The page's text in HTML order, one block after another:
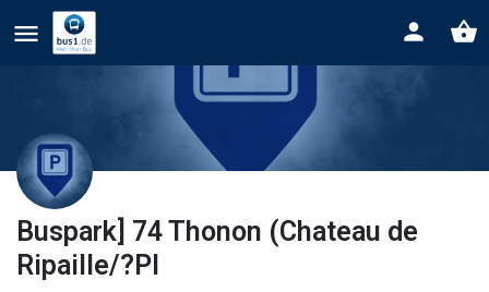
Buspark] 74 Thonon (Chateau de
Ripaille/?Pl